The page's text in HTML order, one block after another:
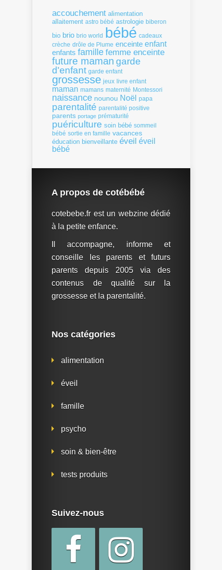
accouchement alimentation
allaitement astro bébé astrologie biberon
bio brio brio world bébé cadeaux
crèche drôle de Plume enceinte enfant
enfants famille femme enceinte
future maman garde
d'enfant garde enfant
grossesse jeux livre enfant
maman mamans maternité Montessori
naissance nounou Noël papa
parentalité parentalité positive
parents portage prématurité
puériculture soin bébé sommeil
bébé sortie en famille vacances
éducation bienveillante éveil éveil
bébé
A propos de cotébébé
cotebebe.fr est un webzine dédié
à la petite enfance.
Il accompagne, informe et
conseille les parents et futurs
parents depuis 2005 via des
contenus de qualité sur la
grossesse et la parentalité.
Nos catégories
alimentation
éveil
famille
psycho
soin & bien-être
tests produits
Suivez-nous